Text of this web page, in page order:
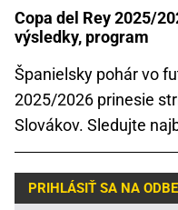
Copa del Rey 2025/
výsledky, program
Španielsky pohár vo
2025/2026 prinesie
Slovákov. Sledujte
PRIHLÁSIŤ SA NA